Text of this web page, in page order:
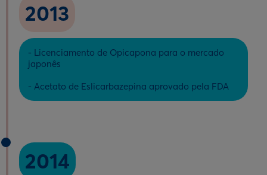
2013
- Licenciamento de Opicapona para o mercado
japonês
- Acetato de Eslicarbazepina aprovado pela FDA
2014